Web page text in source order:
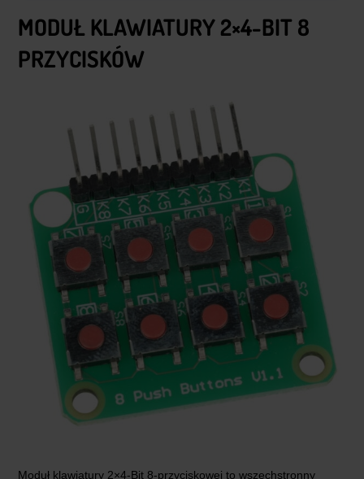
MODUŁ KLAWIATURY 2×4-BIT 8
PRZYCISKÓW
Moduł klawiatury 2×4-Bit 8-przyciskowej to wszechstronny